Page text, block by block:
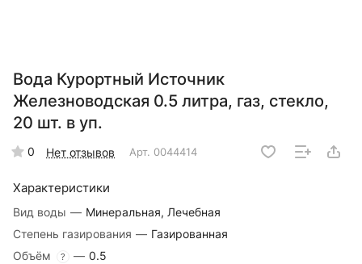
Вода Курортный Источник
Железноводская 0.5 литра, газ, стекло,
20 шт. в уп.
0 Нет отзывов Арт. 0044414
Характеристики
Вид воды — Минеральная, Лечебная
Степень газирования — Газированная
Объём
? — 0.5